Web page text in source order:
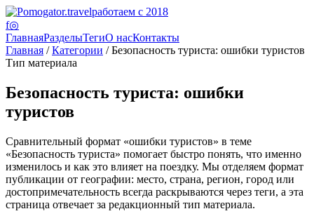
работаем с 2018
f◎
ГлавнаяРазделыТегиО насКонтакты
Главная /Категории / Безопасность туриста: ошибки туристов
Тип материала
Безопасность туриста: ошибки
туристов
Сравнительный формат «ошибки туристов» в теме
«Безопасность туриста» помогает быстро понять, что именно
изменилось и как это влияет на поездку. Мы отделяем формат
публикации от географии: место, страна, регион, город или
достопримечательность всегда раскрываются через теги, а эта
страница отвечает за редакционный тип материала.